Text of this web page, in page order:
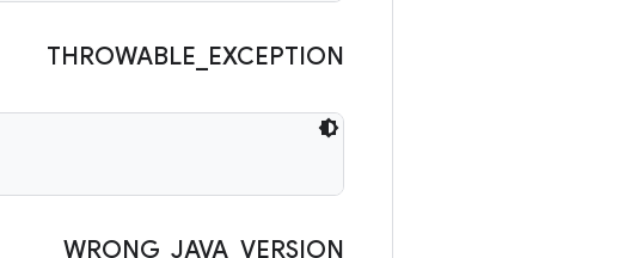
THROWABLE EXCEPTION
WRONG JAVA VERSION